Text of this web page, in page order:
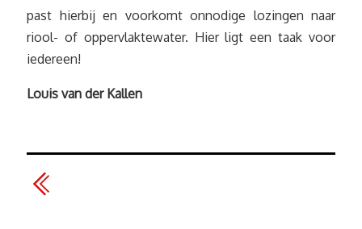
past hierbij en voorkomt onnodige lozingen naar
riool- of oppervlaktewater. Hier ligt een taak voor
iedereen!
Louis van der Kallen